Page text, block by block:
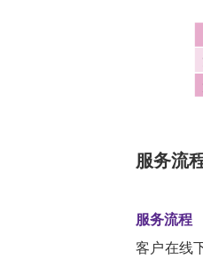
服务流
服务流程
客户在线